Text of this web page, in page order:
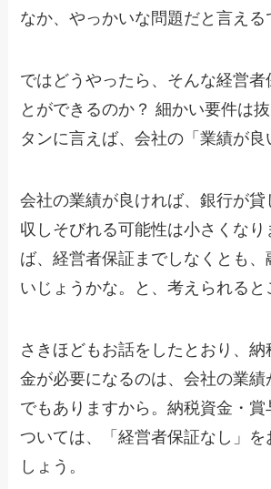
なか、やっかいな問題だと言える
ではどうやったら、そんな経営者
とができるのか？ 細かい要件は
タンに言えば、会社の「業績が良
会社の業績が良ければ、銀行が貸
収しそびれる可能性は小さくなり
ば、経営者保証までしなくとも
いじょうかな。と、考えられると
さきほどもお話をしたとおり、
金が必要になるのは、会社の業績
でもありますから。納税資金・賞
ついては、「経営者保証なし」を
しょう。